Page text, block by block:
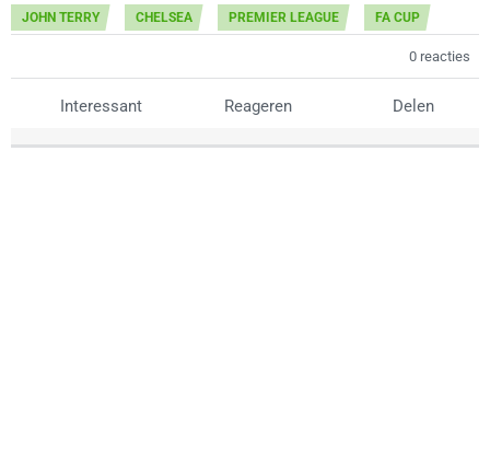
JOHN TERRY CHELSEA PREMIER LEAGUE FA CUP
0 reacties
Interessant Reageren Delen